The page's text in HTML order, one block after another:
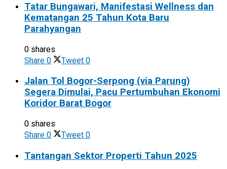
Tatar Bungawari, Manifestasi Wellness dan
Kematangan 25 Tahun Kota Baru
Parahyangan
0 shares
Share 0 Tweet 0
Jalan Tol Bogor-Serpong (via Parung)
Segera Dimulai, Pacu Pertumbuhan Ekonomi
Koridor Barat Bogor
0 shares
Share 0 Tweet 0
Tantangan Sektor Properti Tahun 2025